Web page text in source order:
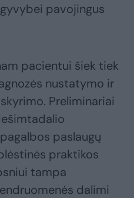
pavojingus
pacientui šiek tiek
nustatymo ir
Preliminariai
paslaugų
praktikos
tampa
dalimi